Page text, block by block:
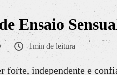
Ensaio
1min de leitura
forte, independente e